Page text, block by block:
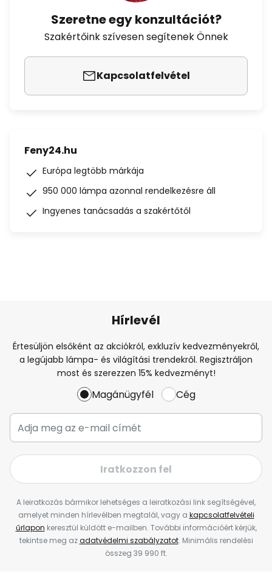
Szeretne egy konzultációt?
Szakértőink szívesen segítenek Önnek
Kapcsolatfelvétel
Feny24.hu
Európa legtöbb márkája
950 000 lámpa azonnal rendelkezésre áll
Ingyenes tanácsadás a szakértőtől
Hírlevél
Értesüljön elsőként az akciókról, exkluzív kedvezményekről,
a legújabb lámpa- és világítási trendekről. Regisztráljon
most és szerezzen 15% kedvezményt!
Magánügyfél Cég
Iratkozzon fel
A leiratkozás bármikor lehetséges a leiratkozási link segítségével,
amelyet minden hírlevélben megtalál, vagy a kapcsolatfelvételi
űrlapon keresztül küldött e-mailben. További információért kérjük,
tekintse meg azadatvédelmi szabályzatot. Minimális rendelési
összeg 39 990 ft.